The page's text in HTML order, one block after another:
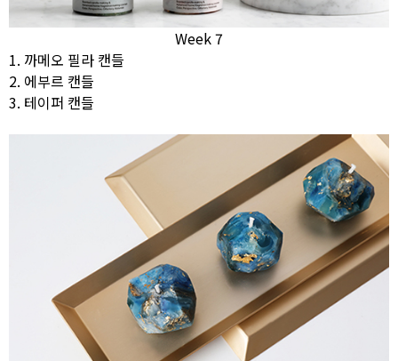
Week 7
1. 까메오 필라 캔들
2. 에부르 캔들
3. 테이퍼 캔들